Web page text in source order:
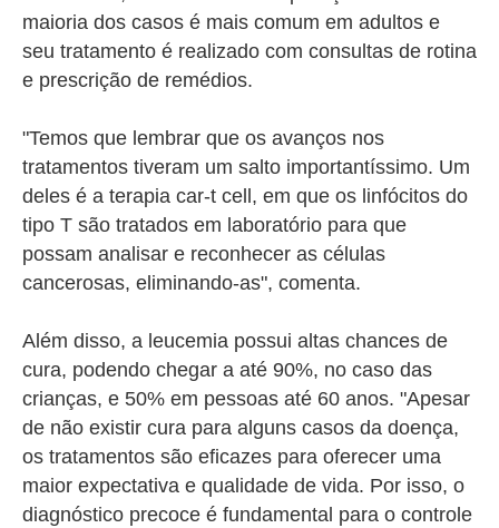
maioria dos casos é mais comum em adultos e
seu tratamento é realizado com consultas de rotina
e prescrição de remédios.
"Temos que lembrar que os avanços nos
tratamentos tiveram um salto importantíssimo. Um
deles é a terapia car-t cell, em que os linfócitos do
tipo T são tratados em laboratório para que
possam analisar e reconhecer as células
cancerosas, eliminando-as", comenta.
Além disso, a leucemia possui altas chances de
cura, podendo chegar a até 90%, no caso das
crianças, e 50% em pessoas até 60 anos. "Apesar
de não existir cura para alguns casos da doença,
os tratamentos são eficazes para oferecer uma
maior expectativa e qualidade de vida. Por isso, o
diagnóstico precoce é fundamental para o controle